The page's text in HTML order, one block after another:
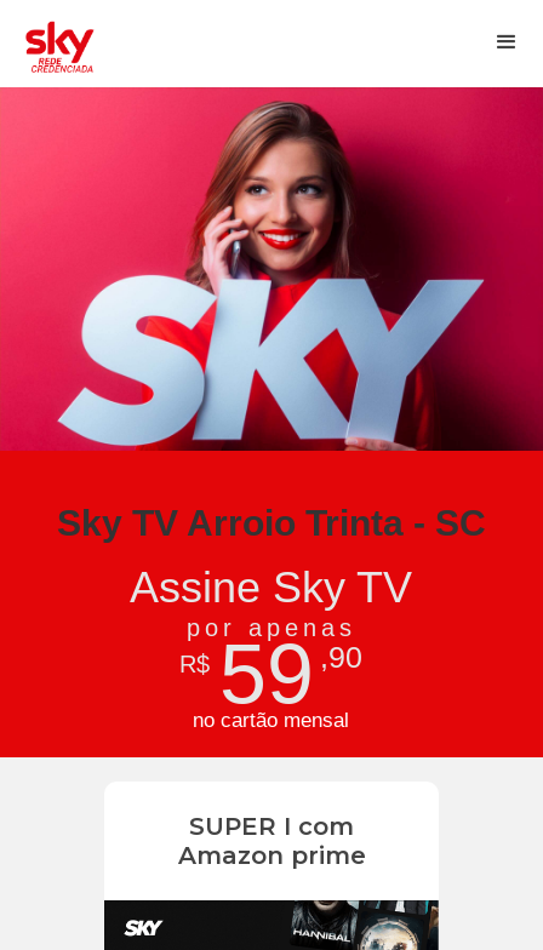
Sky TV Arroio Trinta - SC
Assine Sky TV
por apenas
R$ 59 ,90
no cartão mensal
SUPER I com
Amazon prime